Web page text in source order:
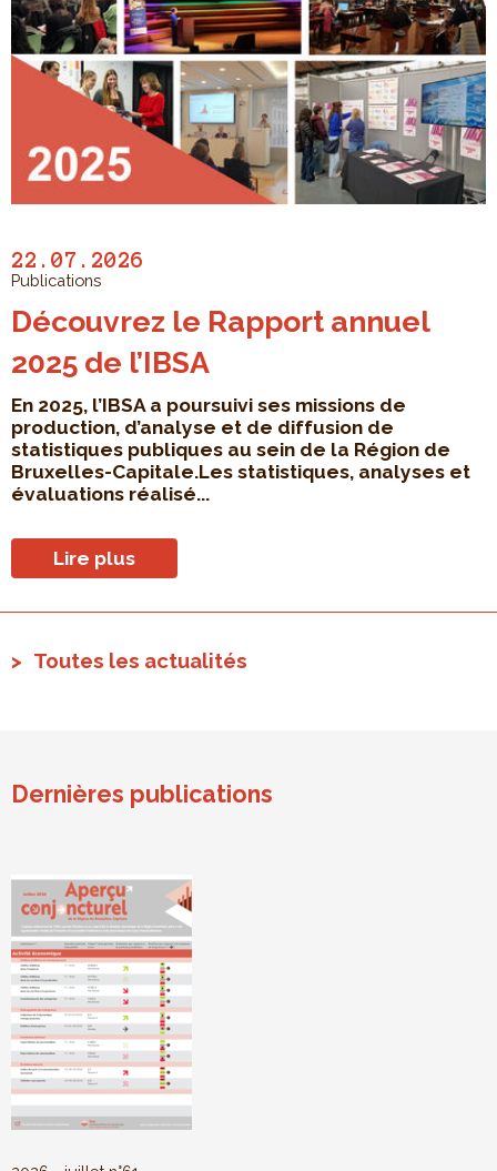
22.07.2026
Publications
Découvrez le Rapport annuel
2025 de l’IBSA
En 2025, l’IBSA a poursuivi ses missions de
production, d’analyse et de diffusion de
statistiques publiques au sein de la Région de
Bruxelles-Capitale.Les statistiques, analyses et
évaluations réalisé...
Lire plus
Toutes les actualités
Dernières publications